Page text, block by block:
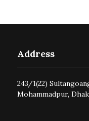
Address
243/1(22)
Mohammadpur,